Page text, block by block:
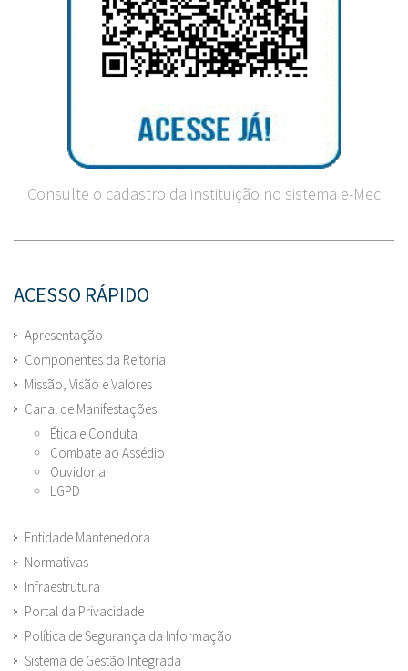
Consulte o cadastro da instituição no sistema e-Mec
ACESSO RÁPIDO
Apresentação
Componentes da Reitoria
Missão, Visão e Valores
Canal de Manifestações
Ética e Conduta
Combate ao Assédio
Ouvidoria
LGPD
Entidade Mantenedora
Normativas
Infraestrutura
Portal da Privacidade
Política de Segurança da Informação
Sistema de Gestão Integrada